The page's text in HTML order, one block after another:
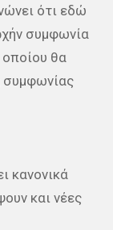
ότι εδώ
συμφωνία
θα
συμφωνίας
κανονικά
και νέες